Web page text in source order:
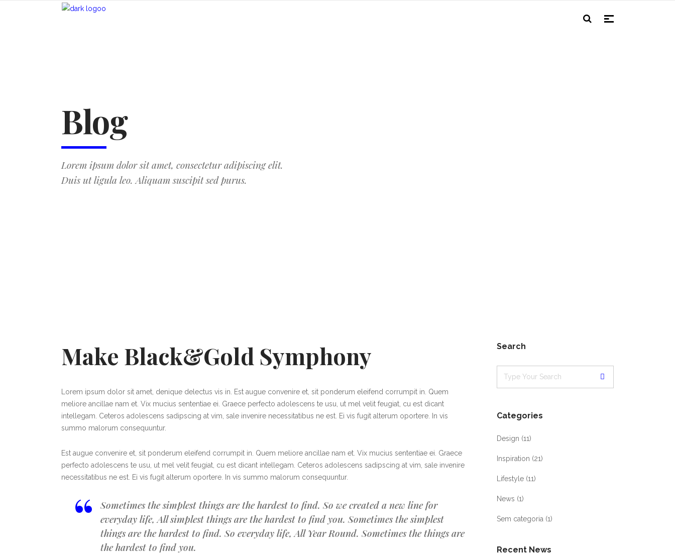
Blog
Lorem ipsum dolor sit amet, consectetur adipiscing elit.
Duis ut ligula leo. Aliquam suscipit sed purus.
Make Black&Gold Symphony
Lorem ipsum dolor sit amet, denique delectus vis in. Est augue convenire et, sit ponderum eleifend corrumpit in. Quem
meliore ancillae nam et. Vix mucius sententiae ei. Graece perfecto adolescens te usu, ut mel velit feugiat, cu est dicant
intellegam. Ceteros adolescens sadipscing at vim, sale invenire necessitatibus ne est. Ei vis fugit alterum oportere. In vis
summo malorum consequuntur.
Est augue convenire et, sit ponderum eleifend corrumpit in. Quem meliore ancillae nam et. Vix mucius sententiae ei. Graece
perfecto adolescens te usu, ut mel velit feugiat, cu est dicant intellegam. Ceteros adolescens sadipscing at vim, sale invenire
necessitatibus ne est. Ei vis fugit alterum oportere. In vis summo malorum consequuntur.
“
Sometimes the simplest things are the hardest to find. So we created a new line for
everyday life, All simplest things are the hardest to find you. Sometimes the simplest
things are the hardest to find. So everyday life, All Year Round. Sometimes the things are
the hardest to find you.
Search
Categories
Design (11)
Inspiration (21)
Lifestyle (11)
News (1)
Sem categoria (1)
Recent News